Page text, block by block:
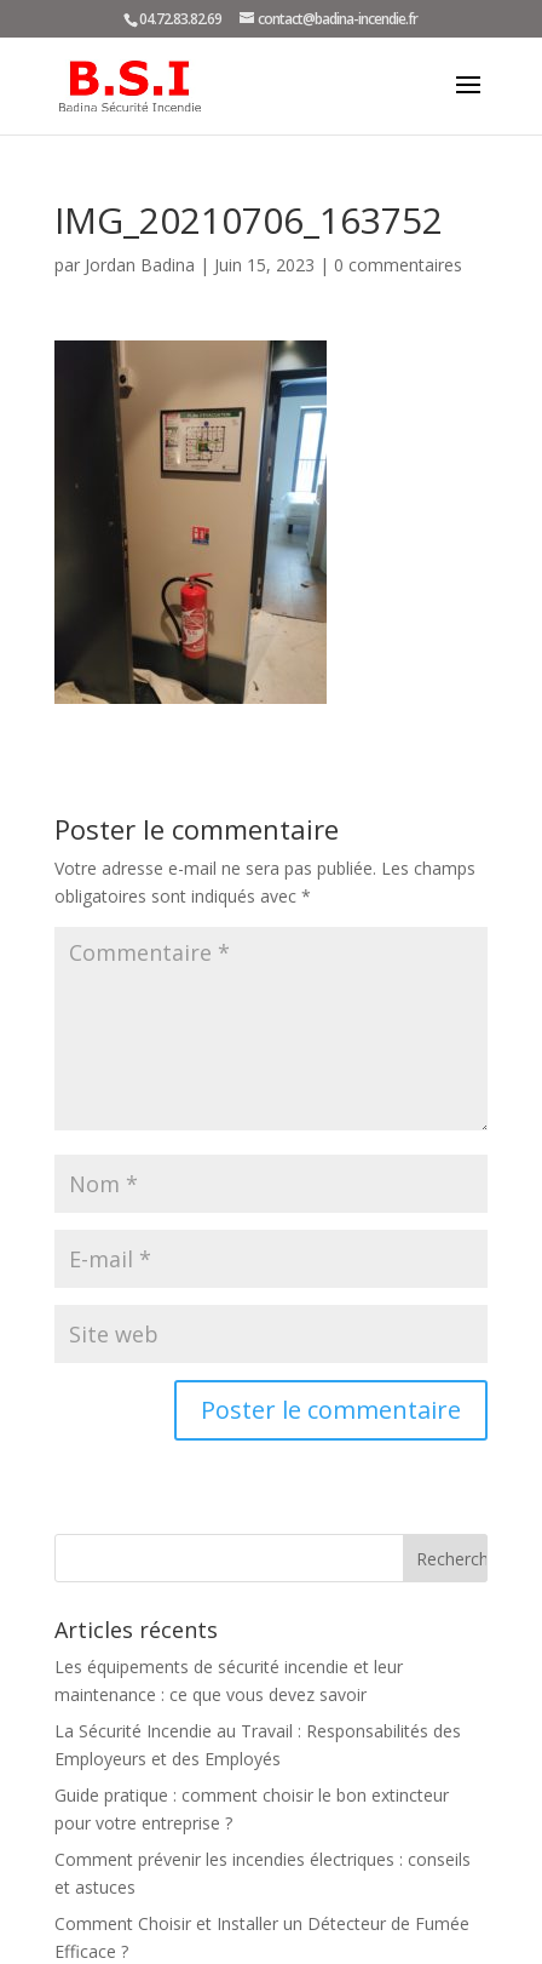
04.72.83.82.69 contact@badina-incendie.fr
IMG_20210706_163752
par Jordan Badina | Juin 15, 2023 | 0 commentaires
Poster le commentaire
Votre adresse e-mail ne sera pas publiée. Les champs
obligatoires sont indiqués avec *
Articles récents
Les équipements de sécurité incendie et leur
maintenance : ce que vous devez savoir
La Sécurité Incendie au Travail : Responsabilités des
Employeurs et des Employés
Guide pratique : comment choisir le bon extincteur
pour votre entreprise ?
Comment prévenir les incendies électriques : conseils
et astuces
Comment Choisir et Installer un Détecteur de Fumée
Efficace ?